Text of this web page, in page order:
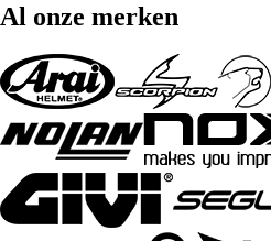
Al onze merken